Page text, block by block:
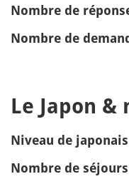
Nombre de
Nombre de
Le Japon &
Niveau de
Nombre de